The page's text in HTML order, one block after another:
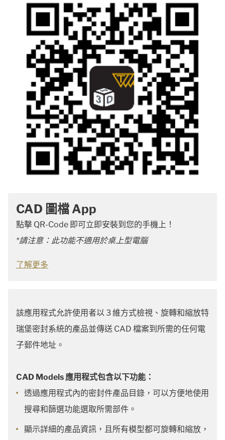
CAD 圖檔 App
點擊 QR-Code 即可立即安裝到您的手機上！
*請注意：此功能不適用於桌上型電腦
了解更多
該應用程式允許使用者以 3 維方式檢視、旋轉和縮放特
瑞堡密封系統的產品並傳送 CAD 檔案到所需的任何電
子郵件地址。
CAD Models 應用程式包含以下功能：
透過應用程式內的密封件產品目錄，可以方便地使用
搜尋和篩選功能選取所需部件。
顯示詳細的產品資訊，且所有模型都可旋轉和縮放，